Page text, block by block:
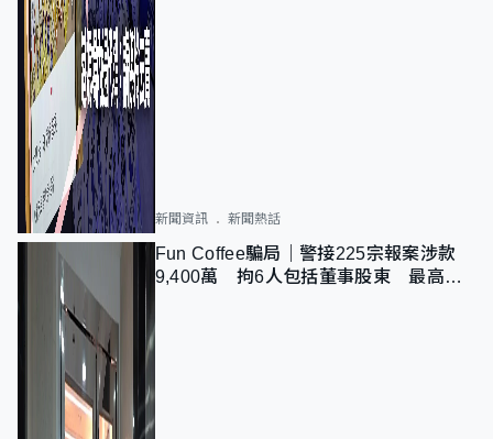
新聞資訊 新聞熱話
Fun Coffee騙局｜警接225宗報案涉款
9,400萬 拘6人包括董事股東 最高金